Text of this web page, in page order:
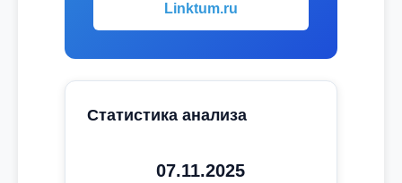
Linktum.ru
Статистика анализа
07.11.2025